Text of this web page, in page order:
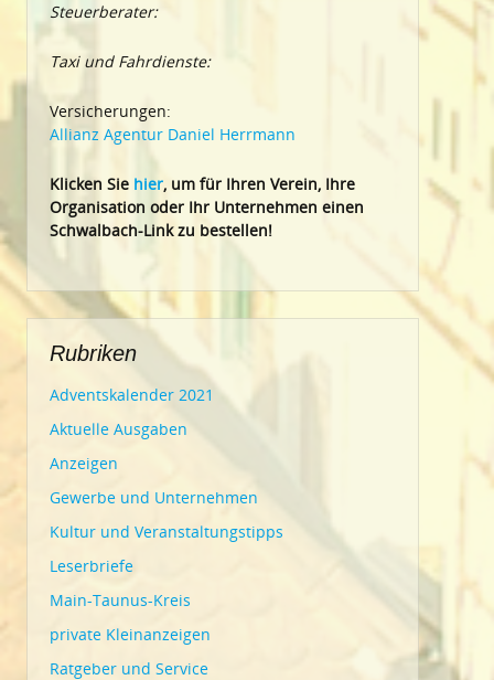
Steuerberater:
Taxi und Fahrdienste:
Versicherungen:
Allianz Agentur Daniel Herrmann
Klicken Sie hier, um für Ihren Verein, Ihre
Organisation oder Ihr Unternehmen einen
Schwalbach-Link zu bestellen!
Rubriken
Adventskalender 2021
Aktuelle Ausgaben
Anzeigen
Gewerbe und Unternehmen
Kultur und Veranstaltungstipps
Leserbriefe
Main-Taunus-Kreis
private Kleinanzeigen
Ratgeber und Service